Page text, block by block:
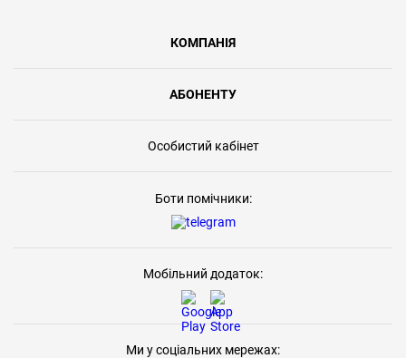
КОМПАНІЯ
АБОНЕНТУ
Особистий кабінет
Боти помічники:
Мобільний додаток:
Ми у соціальних мережах: